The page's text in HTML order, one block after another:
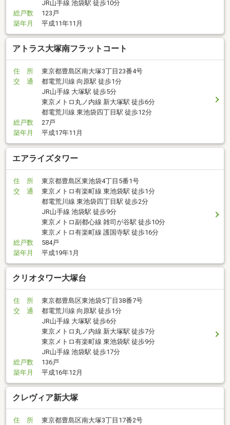
JR山手線 池袋駅 徒歩10分
総戸数
123戸
築年月
平成11年11月
アトラス大塚南フラットコート
住 所
東京都豊島区南大塚3丁目23番4号
交 通
都電荒川線 向原駅 徒歩1分
JR山手線 大塚駅 徒歩5分
東京メトロ丸ノ内線 新大塚駅 徒歩6分
都電荒川線 東池袋四丁目駅 徒歩12分
総戸数
27戸
築年月
平成17年11月
エアライズタワー
住 所
東京都豊島区東池袋4丁目5番1号
交 通
東京メトロ有楽町線 東池袋駅 徒歩1分
都電荒川線 東池袋四丁目駅 徒歩2分
JR山手線 池袋駅 徒歩9分
東京メトロ副都心線 雑司が谷駅 徒歩10分
東京メトロ有楽町線 護国寺駅 徒歩16分
総戸数
584戸
築年月
平成19年1月
クリオタワー大塚台
住 所
東京都豊島区東池袋5丁目38番7号
交 通
都電荒川線 向原駅 徒歩1分
JR山手線 大塚駅 徒歩6分
東京メトロ丸ノ内線 新大塚駅 徒歩7分
東京メトロ有楽町線 東池袋駅 徒歩9分
JR山手線 池袋駅 徒歩17分
総戸数
136戸
築年月
平成16年12月
クレヴィア新大塚
住 所
東京都豊島区南大塚3丁目17番2号